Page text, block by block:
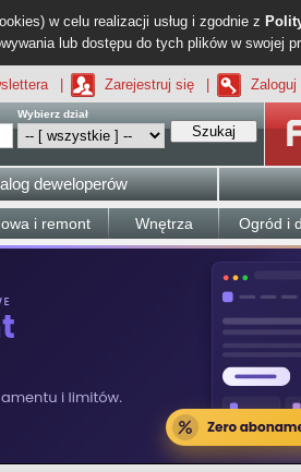
w celu realizacji usług i zgodnie z
lub dostępu do tych plików w swojej
Zarejestruj się Zaloguj
Wybierz dział
Szukaj
deweloperów
i remont Wnętrza Ogród i